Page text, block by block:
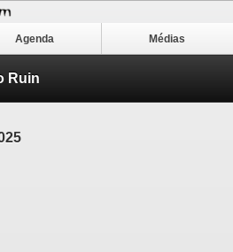
Agenda Médias
Ruin